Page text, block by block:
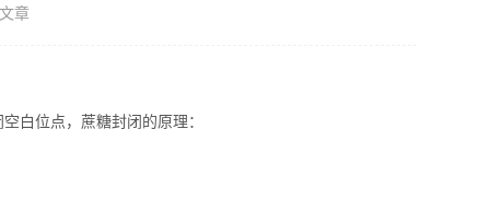
章
白位点，蔗糖封闭的原理：